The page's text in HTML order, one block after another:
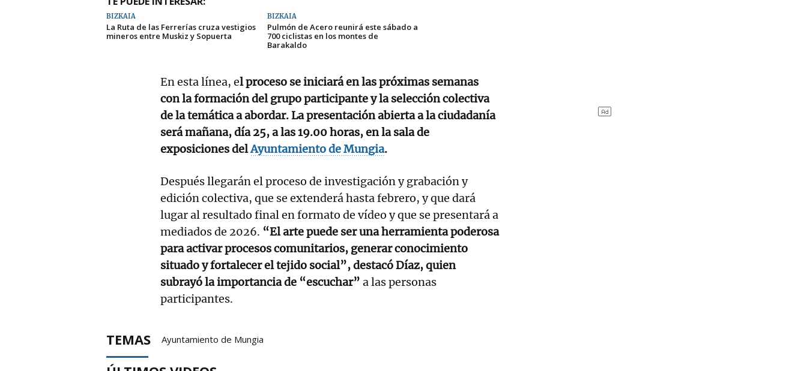
BIZKAIA
La Ruta de las Ferrerías cruza vestigios
mineros entre Muskiz y Sopuerta
BIZKAIA
Pulmón de Acero reunirá este sábado a
700 ciclistas en los montes de
Barakaldo
En esta línea, el proceso se iniciará en las próximas semanas
con la formación del grupo participante y la selección colectiva
de la temática a abordar. La presentación abierta a la ciudadanía
será mañana, día 25, a las 19.00 horas, en la sala de
exposiciones delAyuntamiento de Mungia.
Después llegarán el proceso de investigación y grabación y
edición colectiva, que se extenderá hasta febrero, y que dará
lugar al resultado final en formato de vídeo y que se presentará a
mediados de 2026. “El arte puede ser una herramienta poderosa
para activar procesos comunitarios, generar conocimiento
situado y fortalecer el tejido social”, destacó Díaz, quien
subrayó la importancia de “escuchar” a las personas
participantes.
TEMAS Ayuntamiento de Mungia